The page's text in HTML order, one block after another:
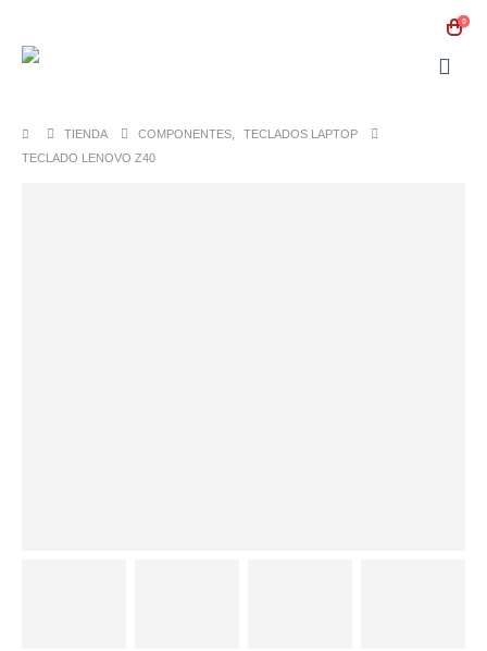
0
TIENDA COMPONENTES
TECLADOS LAPTOP
TECLADO LENOVO Z40